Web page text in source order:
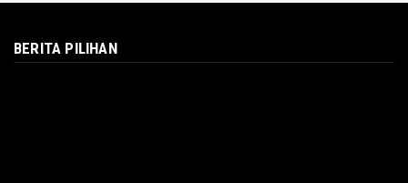
BERITA PILIHAN